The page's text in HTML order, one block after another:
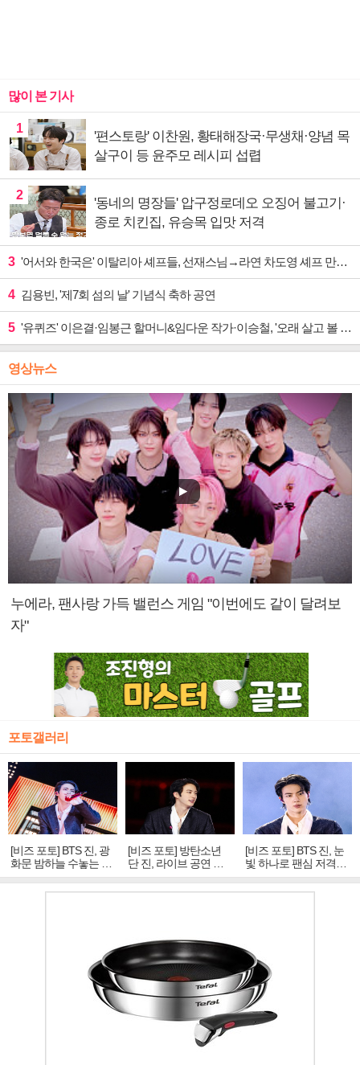
많이 본 기사
1
'편스토랑' 이찬원, 황태해장국·무생채·양념 목
살구이 등 윤주모 레시피 섭렵
2
'동네의 명장들' 압구정로데오 오징어 불고기·
종로 치킨집, 유승목 입맛 저격
3 '어서와 한국은' 이탈리아 셰프들, 선재스님→라연 차도영 셰프 만난다
4 김용빈, '제7회 섬의 날' 기념식 축하 공연
5 '유퀴즈' 이은결·임봉근 할머니&임다운 작가·이승철, '오래 살고 볼 일' 특집 출격
영상뉴스
누에라, 팬사랑 가득 밸런스 게임 "이번에도 같이 달려보
자"
포토갤러리
[비즈 포토] BTS 진, 광
화문 밤하늘 수놓는 '비
주얼 킹'의 열창
[비즈 포토] 방탄소년
단 진, 라이브 공연 중
빛나는 독보적 아우라
[비즈 포토] BTS 진, 눈
빛 하나로 팬심 저격…
독보적 카리스마